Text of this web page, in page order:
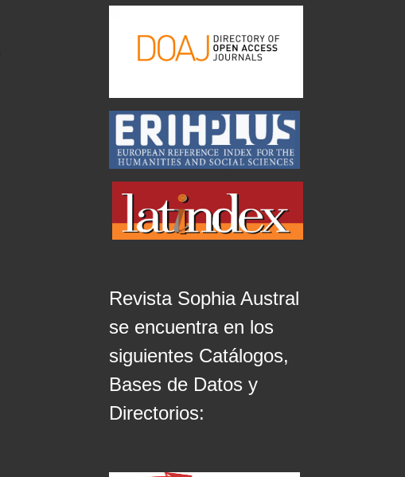
Revista Sophia Austral
se encuentra en los
siguientes Catálogos,
Bases de Datos y
Directorios: